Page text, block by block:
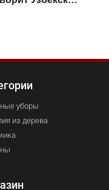
уборы
из дерева